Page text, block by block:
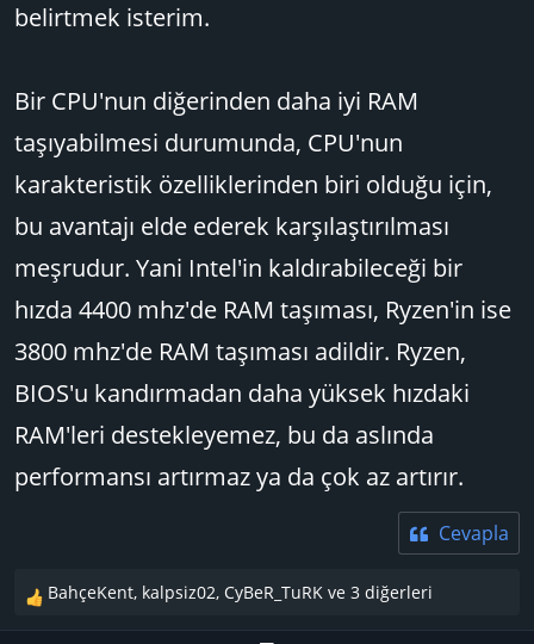
belirtmek isterim.
Bir CPU'nun diğerinden daha iyi RAM
taşıyabilmesi durumunda, CPU'nun
karakteristik özelliklerinden biri olduğu için,
bu avantajı elde ederek karşılaştırılması
meşrudur. Yani Intel'in kaldırabileceği bir
hızda 4400 mhz'de RAM taşıması, Ryzen'in ise
3800 mhz'de RAM taşıması adildir. Ryzen,
BIOS'u kandırmadan daha yüksek hızdaki
RAM'leri destekleyemez, bu da aslında
performansı artırmaz ya da çok az artırır.
Cevapla
T
e
BahçeKent, kalpsiz02, CyBeR_TuRK ve 3 diğerleri